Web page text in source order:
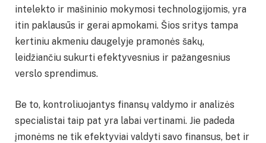
intelekto ir mašininio mokymosi technologijomis, yra
itin paklausūs ir gerai apmokami. Šios sritys tampa
kertiniu akmeniu daugelyje pramonės šakų,
leidžiančiu sukurti efektyvesnius ir pažangesnius
verslo sprendimus.
Be to, kontroliuojantys finansų valdymo ir analizės
specialistai taip pat yra labai vertinami. Jie padeda
įmonėms ne tik efektyviai valdyti savo finansus, bet ir